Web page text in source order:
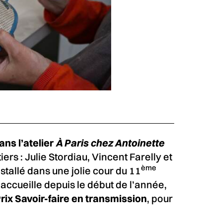
l’atelier À Paris chez Antoinette
: Julie Stordiau, Vincent Farelly et
dans une jolie cour du 11ème
depuis le début de l’année,
Savoir-faire en transmission, pour